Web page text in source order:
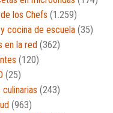
los Chefs (1.259)
cocina de escuela (35)
en la red (362)
(120)
(25)
(243)
(963)